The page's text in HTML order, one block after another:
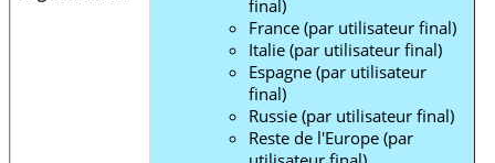
final)
France (par utilisateur final)
Italie (par utilisateur final)
Espagne (par utilisateur
final)
Russie (par utilisateur final)
Reste de l'Europe (par